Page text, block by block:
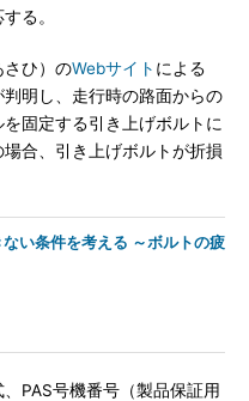
る。
ひ）のWebサイト による
明し、走行時の路面からの
固定する引き上げボルトに
合、引き上げボルトが折損
い条件を考える ～ボルトの疲
PAS号機番号（製品保証用